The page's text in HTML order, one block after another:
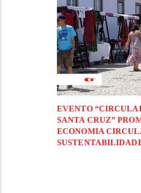
EVENTO
SANTA CRUZ”
ECONOMIA